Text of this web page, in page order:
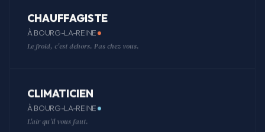
CHAUFFAGISTE
À BOURG-LA-REINE
Le froid, c'est dehors. Pas chez vous.
CLIMATICIEN
À BOURG-LA-REINE
L'air qu'il vous faut.